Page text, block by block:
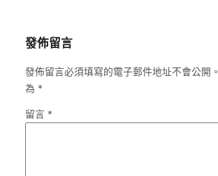
發佈留言
發佈留言必須填寫的電子郵件地址不會公開。
為 *
留言 *